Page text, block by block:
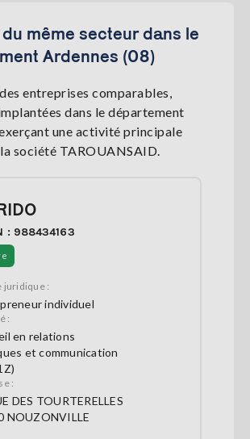
même secteur dans le
Ardennes (08)
entreprises comparables,
dans le département
une activité principale
société TAROUANSAID.
: 988434163
juridique :
individuel
:
en relations
et communication
:
DES TOURTERELLES
NOUZONVILLE